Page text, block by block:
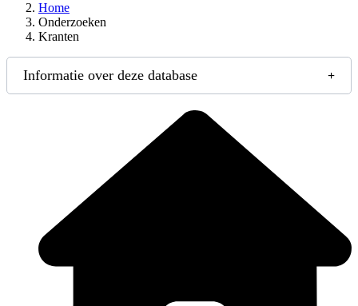
Home
Onderzoeken
Kranten
Informatie over deze database